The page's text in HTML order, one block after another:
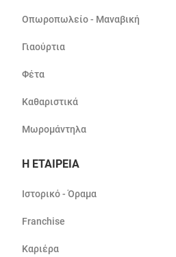
Οπωροπωλείο - Μαναβική
Γιαούρτια
Φέτα
Καθαριστικά
Μωρομάντηλα
Η ΕΤΑΙΡΕΙΑ
Ιστορικό - Όραμα
Franchise
Καριέρα